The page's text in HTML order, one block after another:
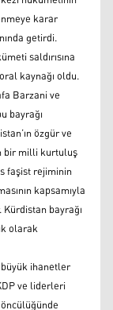
karar
getirdi.
saldırısına
kaynağı oldu.
Barzani ve
bayrağı
özgür ve
bir milli kurtuluş
faşist rejiminin
kapsamıyla
bayrağı
olarak
büyük ihanetler
ve liderleri